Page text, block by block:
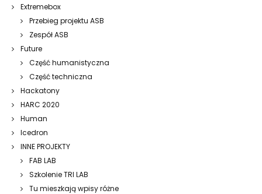
Extremebox
Przebieg projektu ASB
Zespół ASB
Future
Część humanistyczna
Część techniczna
Hackatony
HARC 2020
Human
Icedron
INNE PROJEKTY
FAB LAB
Szkolenie TRI LAB
Tu mieszkają wpisy różne